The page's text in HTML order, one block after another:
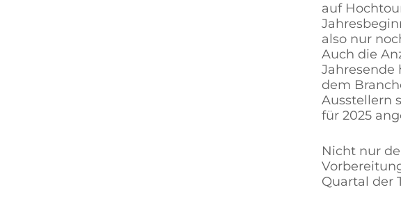
auf
also nur
Auch die
Jahresende
dem
Ausstellern
für 2025
Nicht nur
Quartal der